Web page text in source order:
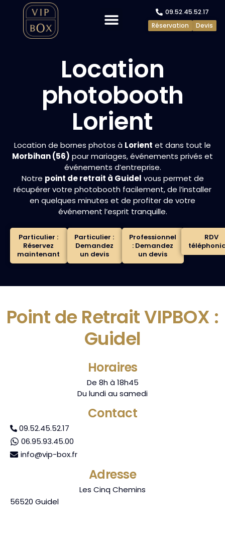
09.52.45.52.17
Devis
Réservation
Location
photobooth
Lorient
Location de bornes photos à Lorient et dans tout le
Morbihan (56) pour mariages, événements privés et
événements d’entreprise.
Notre point de retrait à Guidel vous permet de
récupérer votre photobooth facilement, de l’installer
en quelques minutes et de profiter de votre
événement l’esprit tranquille.
Particulier :
Réservez
maintenant
Particulier :
Demandez
un devis
Professionnel
: Demandez
un devis
RDV
Point de Retrait VIPBOX :
Guidel
Adresse
Les Cinq Chemins
56520 Guidel
Contact
09.52.45.52.17
06.95.93.45.00
info@vip-box.fr
Horaires
De 8h à 18h45
Du lundi au samedi